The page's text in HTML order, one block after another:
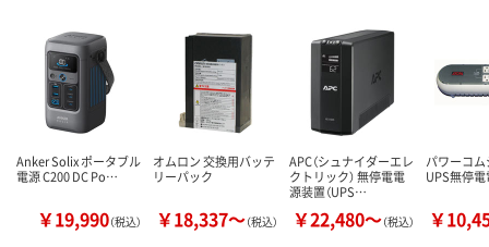
Anker Solix ポータブル
電源 C200 DC Po…
￥19,990（税込）
オムロン 交換用バッテ
リーパック
￥18,337～（税込）
APC（シュナイダーエレ
クトリック） 無停電電
源装置（UPS…
￥22,480～（税込）
パワーコ
UPS無停
￥